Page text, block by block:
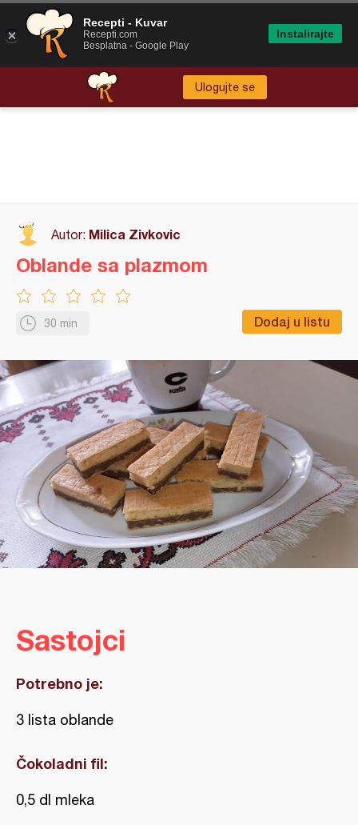
Ulogujte se
Autor: Milica Zivkovic
30 min Dodaj u listu
Oblande sa plazmom
Sastojci
Potrebno je:
3 lista oblande
Čokoladni fil:
0,5 dl mleka
Recepti - Kuvar
Recepti.com
Besplatna - Google Play
Instalirajte